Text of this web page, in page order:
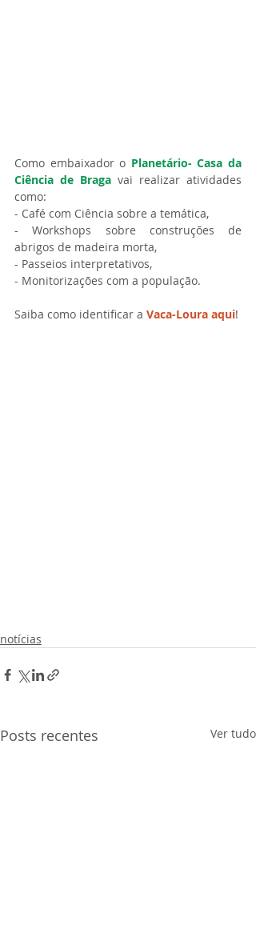
Como embaixador o Planetário- Casa da
Ciência de Braga vai realizar atividades
como:
- Café com Ciência sobre a temática,
- Workshops sobre construções de
abrigos de madeira morta,
- Passeios interpretativos,
- Monitorizações com a população.
Saiba como identificar a Vaca-Loura aqui!
notícias
Posts recentes Ver tudo